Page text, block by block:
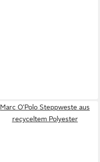
Marc O'Polo Steppweste aus
recyceltem Polyester